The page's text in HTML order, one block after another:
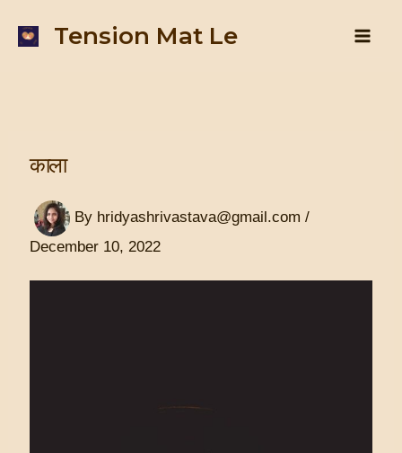
Tension Mat Le
काला
By hridyashrivastava@gmail.com/
December 10, 2022
navigation